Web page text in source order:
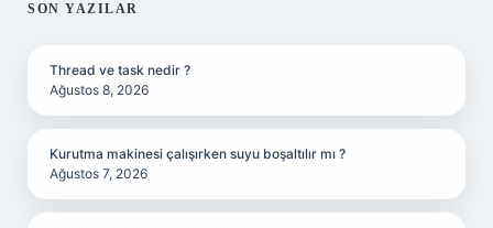
SIDEBAR
SON YAZILAR
Thread ve task nedir ?
Ağustos 8, 2026
Kurutma makinesi çalışırken suyu boşaltılır mı ?
Ağustos 7, 2026